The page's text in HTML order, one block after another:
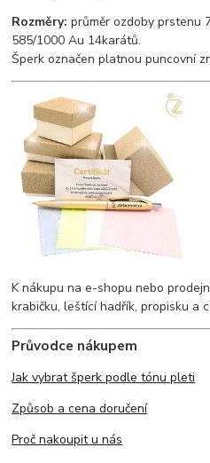
Rozměry: průměr ozdoby prstenu
585/1000 Au 14karátů.
Šperk označen platnou puncovní
K nákupu na e-shopu nebo
krabičku, leštící hadřík, propisku a
Průvodce nákupem
Jak vybrat šperk podle tónu pleti
Způsob a cena doručení
Proč nakoupit u nás